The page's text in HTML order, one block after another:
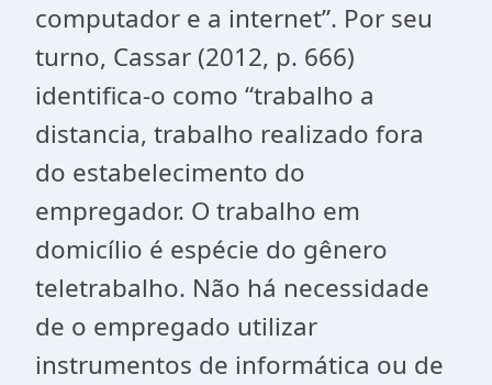
computador e a internet”. Por seu
turno, Cassar (2012, p. 666)
identifica-o como “trabalho a
distancia, trabalho realizado fora
do estabelecimento do
empregador. O trabalho em
domicílio é espécie do gênero
teletrabalho. Não há necessidade
de o empregado utilizar
instrumentos de informática ou de